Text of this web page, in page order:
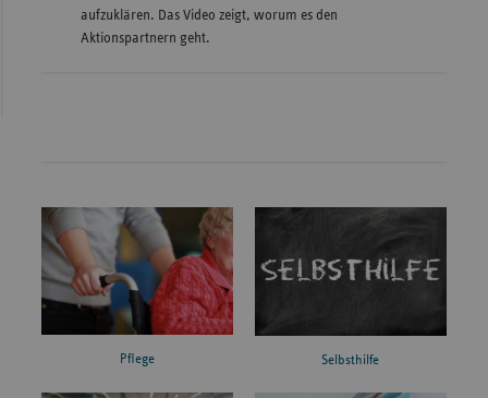
aufzuklären. Das Video zeigt, worum es den
Aktionspartnern geht.
Pflege Selbsthilfe